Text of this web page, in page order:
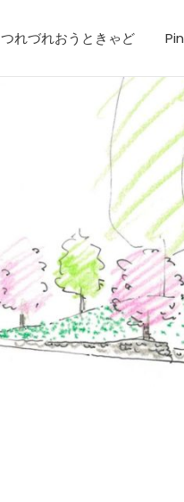
つれづれおうときゃど Pin